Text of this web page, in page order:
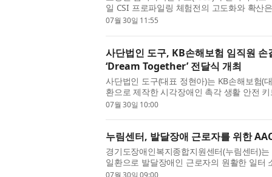
일 CSI 프로파일링 체험전의 고도화와 확산
공동 개발하기 위한 업무협약(MOU)을 ...
07월 30일 11:55
사단법인 도구, KB손해보험 임직원
‘Dream Together’ 전달식 개최
사단법인 도구(대표 정현아)는 KB손해보험(
환으로 제작한 시각장애인 촉각 생활 안전
(수) 대한안마사협회에서 진행했다고 밝...
07월 30일 10:00
누림센터, 발달장애 근로자를 위한
경기도장애인복지종합지원센터(누림센터)
일환으로 발달장애인 근로자의 원활한 일터
Augmentative and Alternative Commu...